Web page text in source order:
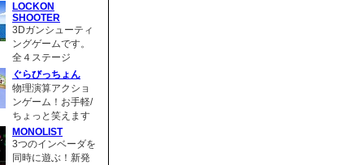
LOCKON
SHOOTER
3Dガンシューティ
ングゲームです。
全４ステージ
ぐらびっちょん
物理演算アクショ
ンゲーム！お手軽/
ちょっと笑えます
MONOLIST
3つのインベーダを
同時に遊ぶ！新発